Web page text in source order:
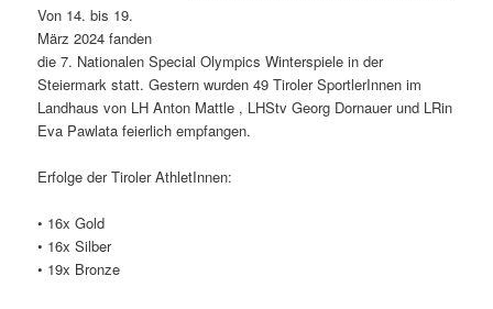
Von 14. bis 19.
März 2024 fanden
die 7. Nationalen Special Olympics Winterspiele in der
Steiermark statt. Gestern wurden 49 Tiroler SportlerInnen im
Landhaus von LH Anton Mattle , LHStv Georg Dornauer und LRin
Eva Pawlata feierlich empfangen.
Erfolge der Tiroler AthletInnen:
• 16x Gold
• 16x Silber
• 19x Bronze